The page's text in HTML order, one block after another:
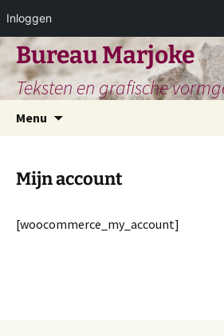
Inloggen
Ga
naar
inhoud
Bureau Marjoke
Teksten en grafische
Menu
Mijn account
[woocommerce_my_account]